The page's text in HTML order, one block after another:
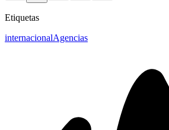
Etiquetas
internacionalAgencias